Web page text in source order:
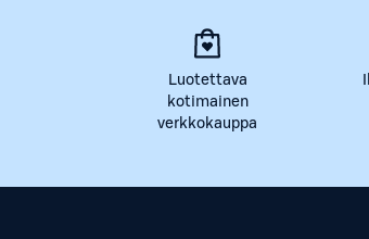
Luotettava
kotimainen
verkkokauppa